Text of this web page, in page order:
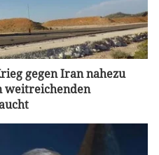
gegen Iran nahezu
weitreichenden